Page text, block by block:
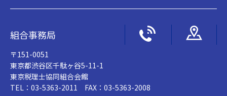
組合事務局
〒151-0051
東京都渋谷区千駄ヶ谷5-11-1
東京税理士協同組合会館
TEL：03-5363-2011 FAX：03-5363-2008